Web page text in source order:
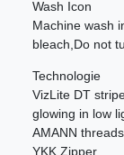
Wash Icon
Machine wash
bleach,Do not
Technologie
VizLite DT
glowing in low
AMANN threads
YKK Zipper